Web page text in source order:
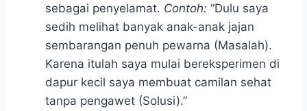
sebagai penyelamat. Contoh: “Dulu saya
sedih melihat banyak anak-anak jajan
sembarangan penuh pewarna (Masalah).
Karena itulah saya mulai bereksperimen di
dapur kecil saya membuat camilan sehat
tanpa pengawet (Solusi).”